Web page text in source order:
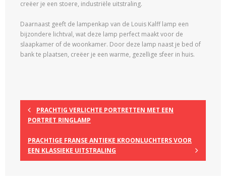
creëer je een stoere, industriële uitstraling.
Daarnaast geeft de lampenkap van de Louis Kalff lamp een
bijzondere lichtval, wat deze lamp perfect maakt voor de
slaapkamer of de woonkamer. Door deze lamp naast je bed of
bank te plaatsen, creëer je een warme, gezellige sfeer in huis.
PRACHTIG VERLICHTE PORTRETTEN MET EEN
PORTRET RINGLAMP
PRACHTIGE FRANSE ANTIEKE KROONLUCHTERS VOOR
EEN KLASSIEKE UITSTRALING